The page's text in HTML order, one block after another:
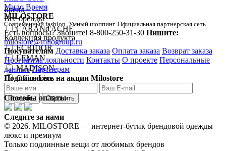
Бренд
Все бренды
CARANd'ACHE
Коллекция продукта
ECRIDOR
LEMAN
MADISON
Office Line
RNX
Мило Время
MILOSTORE
Современный fashion. Умный шоппинг. Официальная партнерская сеть.
Есть вопросы? Звоните! 8-800-250-31-30 Пишите:
milostore@milogroup.ru
Покупателям Доставка заказа Оплата заказа Возврат заказа
Программа лояльности Контакты О проекте Персональные
данные Партнерам
Подпишитесь на акции Milostore
Способы оплаты
Следите за нами
© 2026. MILOSTORE — интернет-бутик брендовой одежды
люкс и премиум
Только подлинные вещи от любимых брендов